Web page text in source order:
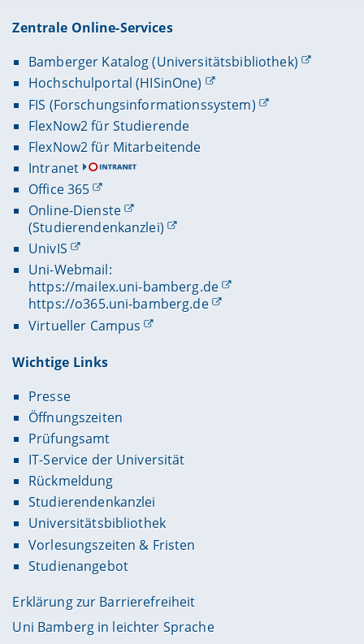
Zentrale Online-Services
Bamberger Katalog (Universitätsbibliothek)
Hochschulportal (HISinOne)
FIS (Forschungsinformationssystem)
FlexNow2 für Studierende
FlexNow2 für Mitarbeitende
Intranet
Office 365
Online-Dienste
(Studierendenkanzlei)
UnivIS
Uni-Webmail:
https://mailex.uni-bamberg.de
https://o365.uni-bamberg.de
Virtueller Campus
Wichtige Links
Presse
Öffnungszeiten
Prüfungsamt
IT-Service der Universität
Rückmeldung
Studierendenkanzlei
Universitätsbibliothek
Vorlesungszeiten & Fristen
Studienangebot
Erklärung zur Barrierefreiheit
Uni Bamberg in leichter Sprache